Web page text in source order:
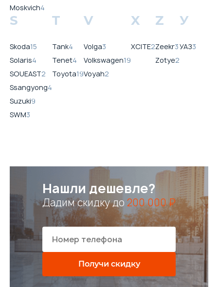
Moskvich4
S
Skoda15
Solaris4
SOUEAST2
Ssangyong4
Suzuki9
SWM3
T
Tank4
Tenet4
Toyota19
V
Volga3
Volkswagen19
Voyah2
X
XCITE2
Z
Zeekr3
Zotye2
У
УАЗ3
Нашли дешевле?
Дадим скидку до 200 000 ₽
Получи скидку